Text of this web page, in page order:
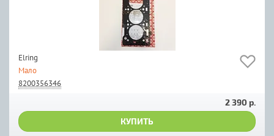
Elring
Мало
8200356346
2 390 р.
КУПИТЬ